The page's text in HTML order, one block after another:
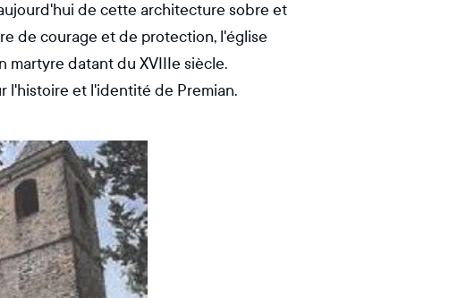
de cette architecture sobre et
de courage et de protection, l'église
martyre datant du XVIIIe siècle.
l'histoire et l'identité de Premian.